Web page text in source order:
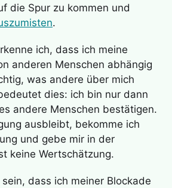
die Spur zu kommen und
.
ich, dass ich meine
anderen Menschen abhängig
was andere über mich
dies: ich bin nur dann
andere Menschen bestätigen.
ausbleibt, bekomme ich
und gebe mir in der
keine Wertschätzung.
dass ich meiner Blockade